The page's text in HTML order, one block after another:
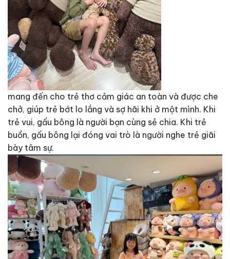
mang đến cho trẻ thơ cảm giác an toàn và được che
chở, giúp trẻ bớt lo lắng và sợ hãi khi ở một mình. Khi
trẻ vui, gấu bông là người bạn cùng sẻ chia. Khi trẻ
buồn, gấu bông lại đóng vai trò là người nghe trẻ giãi
bày tâm sự.